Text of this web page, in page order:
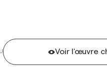
Voir l'œuvre